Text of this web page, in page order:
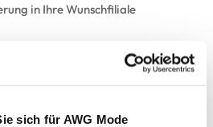
sich für AWG Mode
in Ihre Wunschfiliale